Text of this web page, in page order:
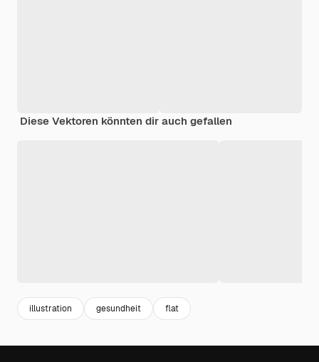
Diese Vektoren könnten dir auch gefallen
illustration gesundheit flat